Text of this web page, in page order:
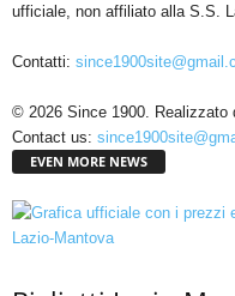
ufficiale, non affiliato alla S.S.
Contatti:
© 2026 Since 1900. Realizzato
Contact us:
EVEN MORE NEWS